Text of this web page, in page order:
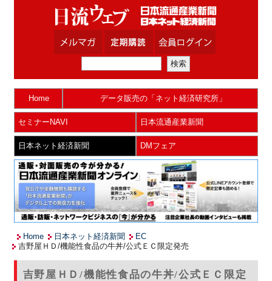
Home データ販売の「ネット経済研究所」
セミナーNAVI 日本流通産業新聞
日本ネット経済新聞 DMフェア
Home 日本ネット経済新聞
EC
吉野屋ＨＤ/機能性食品の牛丼/公式ＥＣ限定発売
吉野屋ＨＤ/機能性食品の牛丼/公式ＥＣ限定